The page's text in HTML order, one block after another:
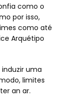
como o
por isso,
como até
Arquétipo
uma
limites
an ar.